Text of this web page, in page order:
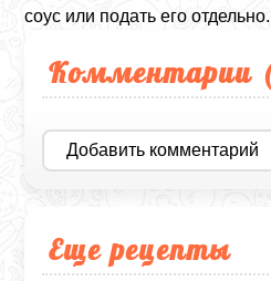
соус или подать его отдельно.
Комментарии
Добавить комментарий
Еще рецепты